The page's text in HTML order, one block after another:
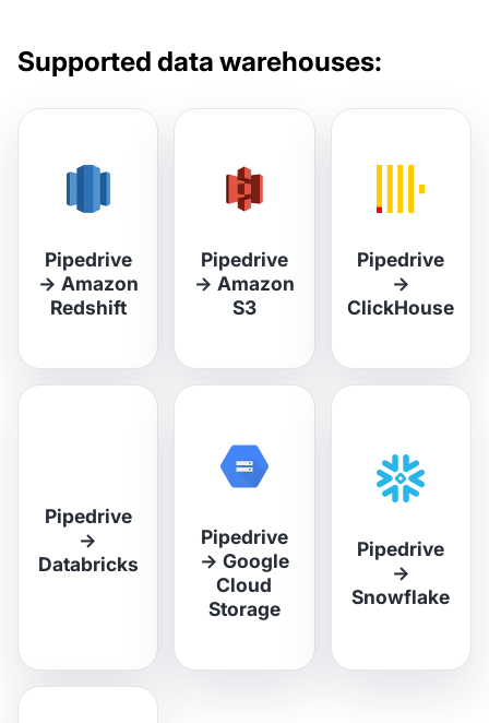
Supported data warehouses:
Pipedrive
→ Amazon
Redshift
Pipedrive
→ Amazon
S3
Pipedrive
→
ClickHouse
Pipedrive
→
Databricks
Pipedrive
→ Google
Cloud
Storage
Pipedrive
→
Snowflake